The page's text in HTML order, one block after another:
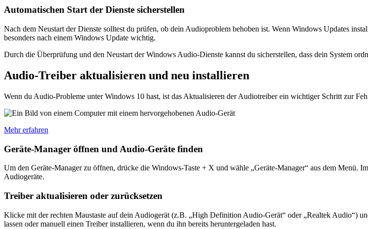
Automatischen Start der Dienste sicherstellen
Nach dem Neustart der Dienste solltest du prüfen, ob dein Audioproblem behoben ist. Wenn Windows Updates
besonders nach einem Windows Update wichtig.
Durch die Überprüfung und den Neustart der Windows Audio-Dienste kannst du sicherstellen, dass dein System
Audio-Treiber aktualisieren und neu installieren
Wenn du Audio-Probleme unter Windows 10 hast, ist das Aktualisieren der Audiotreiber ein wichtiger Schritt zur
Mehr erfahren
Geräte-Manager öffnen und Audio-Geräte finden
Um den Geräte-Manager zu öffnen, drücke die Windows-Taste + X und wähle „Geräte-Manager“ aus dem Menü.
Audiogeräte.
Treiber aktualisieren oder zurücksetzen
Klicke mit der rechten Maustaste auf dein Audiogerät (z.B. „High Definition Audio-Gerät“ oder „Realtek Audio“)
lassen oder manuell einen Treiber installieren, wenn du ihn bereits heruntergeladen hast.